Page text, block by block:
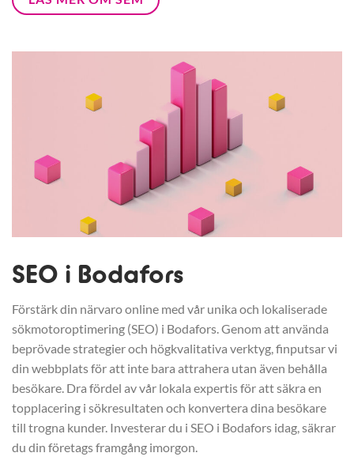
SEO i Bodafors
Förstärk din närvaro online med vår unika och lokaliserade
sökmotoroptimering (SEO) i Bodafors. Genom att använda
beprövade strategier och högkvalitativa verktyg, finputsar vi
din webbplats för att inte bara attrahera utan även behålla
besökare. Dra fördel av vår lokala expertis för att säkra en
topplacering i sökresultaten och konvertera dina besökare
till trogna kunder. Investerar du i SEO i Bodafors idag, säkrar
du din företags framgång imorgon.